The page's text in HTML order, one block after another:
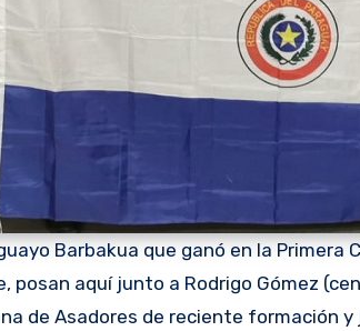
Barbakua que ganó en la
posan aquí junto a Rodrigo Gómez
de Asadores de reciente formación